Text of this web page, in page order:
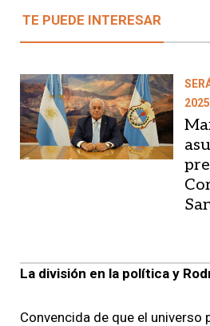
TE PUEDE INTERESAR
La división en la política y
Convencida de que el universo